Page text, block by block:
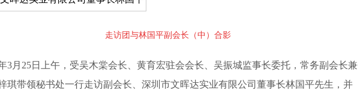
走访团与林国平副会长（中）合影
3月25日上午，受吴木棠会长、黄育宏驻会会长、吴振城监事长委托，常务副会长兼
琪带领秘书处一行走访副会长、深圳市文晖达实业有限公司董事长林国平先生，并